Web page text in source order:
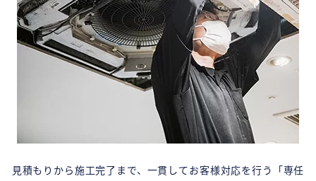
見積もりから施工完了まで、一貫してお客様対応を行う「専任